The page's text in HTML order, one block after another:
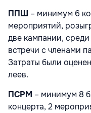
ППШ – минимум 6
мероприятий,
две кампании,
встречи с членами
Затраты были
леев.
ПСРМ – минимум 8
концерта, 2